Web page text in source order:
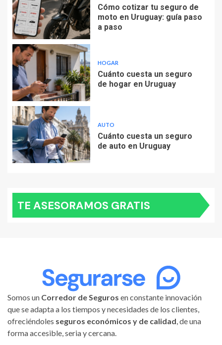
Cómo cotizar tu seguro de
moto en Uruguay: guía paso
a paso
HOGAR
Cuánto cuesta un seguro
de hogar en Uruguay
AUTO
Cuánto cuesta un seguro
de auto en Uruguay
TE ASESORAMOS GRATIS
Somos un Corredor de Seguros en constante innovación
que se adapta a los tiempos y necesidades de los clientes,
ofreciéndoles seguros económicos y de calidad, de una
forma accesible, seria y cercana.